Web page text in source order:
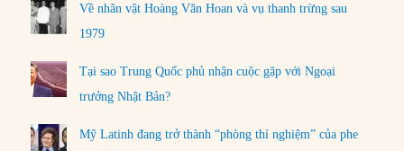
Về nhân vật Hoàng Văn Hoan và vụ thanh trừng sau
1979
Tại sao Trung Quốc phủ nhận cuộc gặp với Ngoại
trưởng Nhật Bản?
Mỹ Latinh đang trở thành “phòng thí nghiệm” của phe